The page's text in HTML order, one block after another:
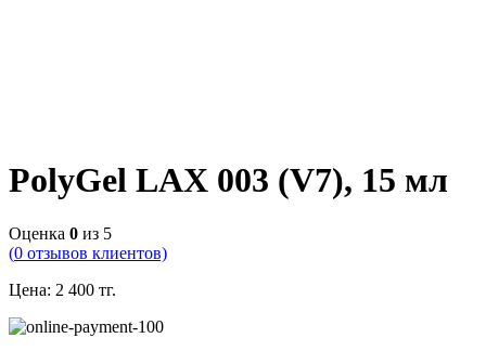
PolyGel LAX 003 (V7), 15 мл
Оценка 0 из 5
(0 отзывов клиентов)
Цена: 2 400 тг.